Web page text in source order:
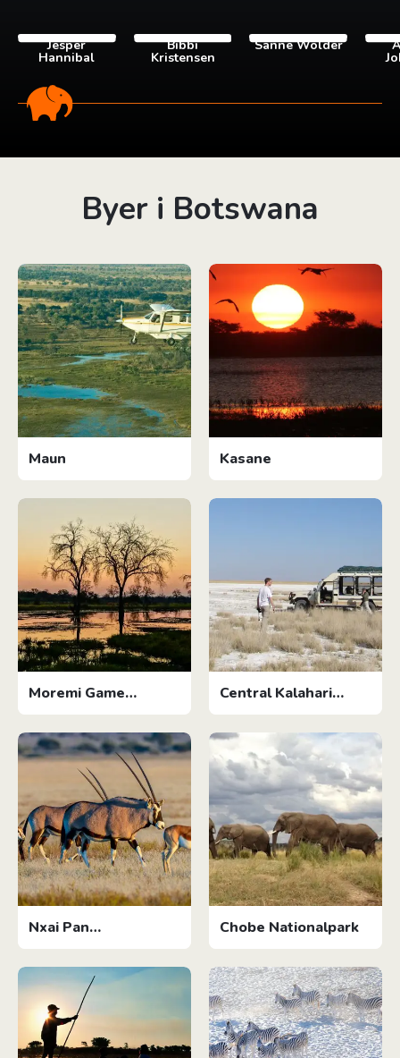
Jesper
Hannibal
Bibbi
Kristensen
Sanne Wolder
Byer i Botswana
Maun Kasane
Moremi Game
Reserve
Central Kalahari
Game Reserve
Nxai Pan
Nationalpark
Chobe Nationalpark